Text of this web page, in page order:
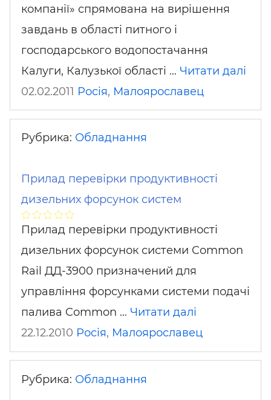
компанії» спрямована на вирішення
завдань в області питного і
господарського водопостачання
Калуги, Калузької області … Читати далі
02.02.2011 Росія, Малоярославец
Рубрика: Обладнання
Прилад перевірки продуктивності
дизельних форсунок систем
Прилад перевірки продуктивності
дизельних форсунок системи Common
Rail ДД-3900 призначений для
управління форсунками системи подачі
палива Common … Читати далі
22.12.2010 Росія, Малоярославец
Рубрика: Обладнання